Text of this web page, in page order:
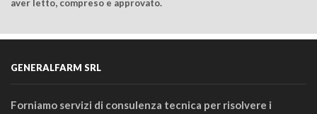
aver letto, compreso e approvato.
GENERALFARM SRL
Forniamo servizi di consulenza tecnica per risolvere i